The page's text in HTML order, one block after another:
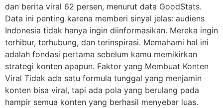
dan berita viral 62 persen, menurut data GoodStats.
Data ini penting karena memberi sinyal jelas: audiens
Indonesia tidak hanya ingin diinformasikan. Mereka ingin
terhibur, terhubung, dan terinspirasi. Memahami hal ini
adalah fondasi pertama sebelum kamu memikirkan
strategi konten apapun. Faktor yang Membuat Konten
Viral Tidak ada satu formula tunggal yang menjamin
konten bisa viral, tapi ada pola yang berulang pada
hampir semua konten yang berhasil menyebar luas.